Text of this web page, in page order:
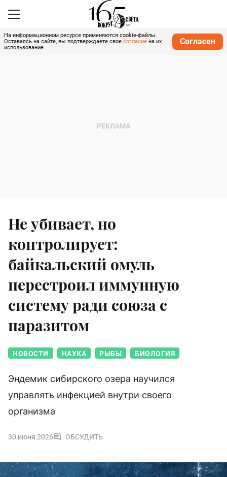
На информационном ресурсе применяются cookie-файлы.
Оставаясь на сайте, вы подтверждаете свое согласие на их
использование.
Согласен
Не убивает, но
контролирует:
байкальский омуль
перестроил иммунную
систему ради союза с
паразитом
НОВОСТИ НАУКА РЫБЫ БИОЛОГИЯ
Эндемик сибирского озера научился
управлять инфекцией внутри своего
организма
30 июня 2026 ОБСУДИТЬ